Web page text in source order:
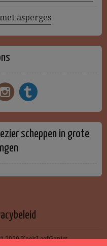
asperges
scheppen in grote
2020 KookLeefGeniet